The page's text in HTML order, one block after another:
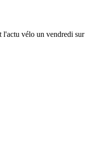
l'actu vélo un vendredi sur